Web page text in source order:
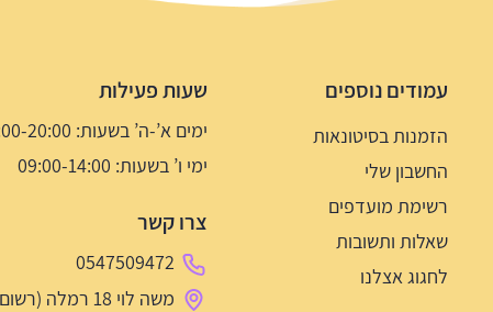
עמודים נוספים
הזמנות בסיטונאות
החשבון שלי
רשימת מועדפים
שאלות ותשובות
לחגוג אצלנו
שעות פעילות
ימים א’-ה’ בשעות: 09:00-20:00
ימי ו’ בשעות: 09:00-14:00
צרו קשר
0547509472
משה לוי 18 רמלה (רשום מסיבאבלס על השלט בחנות)